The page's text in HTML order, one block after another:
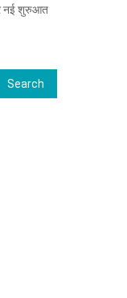
नई शुरुआत
Search